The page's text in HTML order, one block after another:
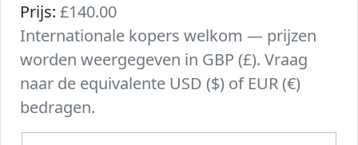
Prijs: £140.00
Internationale kopers welkom — prijzen
worden weergegeven in GBP (£). Vraag
naar de equivalente USD ($) of EUR (€)
bedragen.